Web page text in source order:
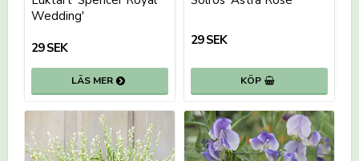
Wedding'
29 SEK
LÄS MER
29 SEK
KÖP